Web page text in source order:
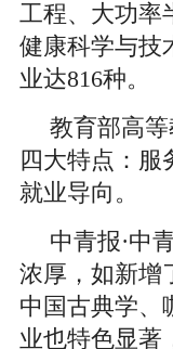
工程、大功率
健康科学与技
业达816种。
教育部高
四大特点：
就业导向。
中青报·中
浓厚，如新增
中国古典学、
业也特色显著